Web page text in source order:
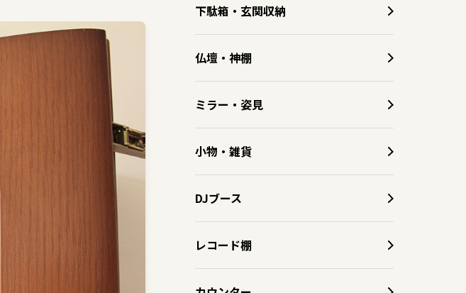
下駄箱・玄関収納
仏壇・神棚
ミラー・姿見
小物・雑貨
DJブース
レコード棚